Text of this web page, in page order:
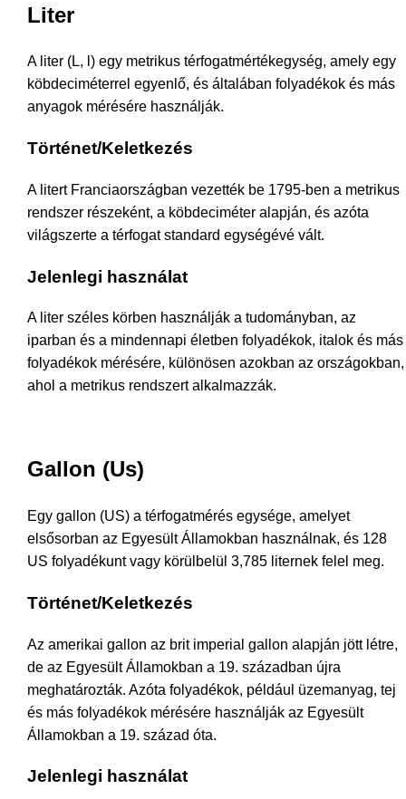
Liter
A liter (L, l) egy metrikus térfogatmértékegység, amely egy
köbdeciméterrel egyenlő, és általában folyadékok és más
anyagok mérésére használják.
Történet/Keletkezés
A litert Franciaországban vezették be 1795-ben a metrikus
rendszer részeként, a köbdeciméter alapján, és azóta
világszerte a térfogat standard egységévé vált.
Jelenlegi használat
A liter széles körben használják a tudományban, az
iparban és a mindennapi életben folyadékok, italok és más
folyadékok mérésére, különösen azokban az országokban,
ahol a metrikus rendszert alkalmazzák.
Gallon (Us)
Egy gallon (US) a térfogatmérés egysége, amelyet
elsősorban az Egyesült Államokban használnak, és 128
US folyadékunt vagy körülbelül 3,785 liternek felel meg.
Történet/Keletkezés
Az amerikai gallon az brit imperial gallon alapján jött létre,
de az Egyesült Államokban a 19. században újra
meghatározták. Azóta folyadékok, például üzemanyag, tej
és más folyadékok mérésére használják az Egyesült
Államokban a 19. század óta.
Jelenlegi használat